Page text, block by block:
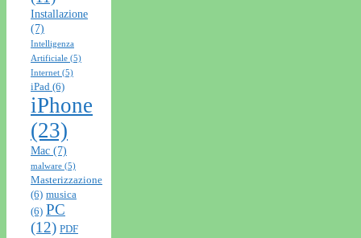
Installazione
(7)
Intelligenza
Artificiale (5)
Internet (5)
iPad (6)
iPhone
(23)
Mac (7)
malware (5)
Masterizzazione
(6) musica
(6) PC
(12) PDF